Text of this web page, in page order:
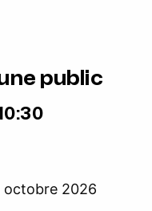
public
octobre 2026